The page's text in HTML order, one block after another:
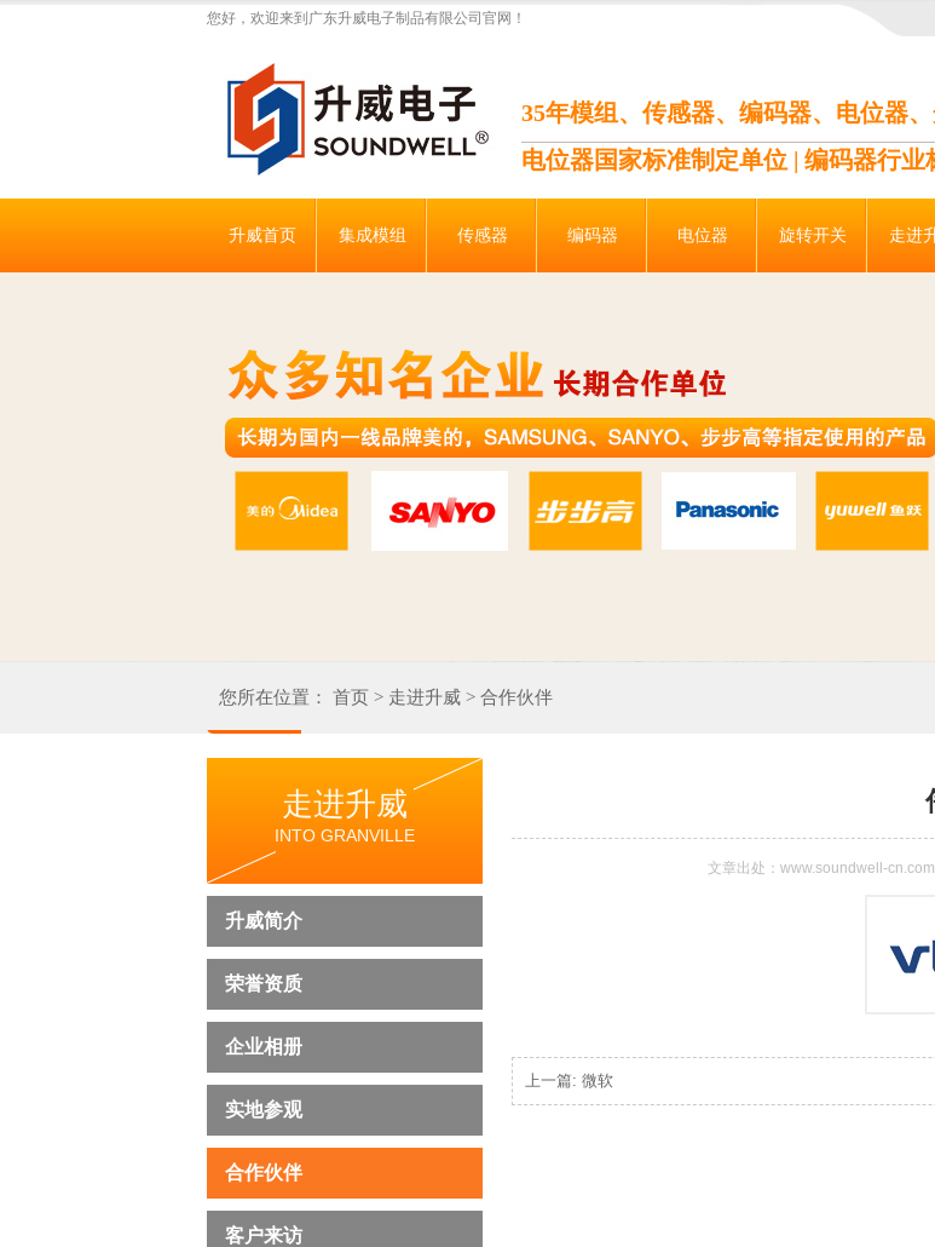
您好，欢迎来到广东升威电子制品有限公司官网！
35年模组、传感器、编码器、电位器
电位器国家标准制定单位 | 编码器行业
升威首页 集成模组 传感器 编码器 电位器 旋转开关 走进
您所在位置： 首页 > 走进升威 > 合作伙伴
走进升威
INTO GRANVILLE
升威简介
荣誉资质
企业相册
实地参观
合作伙伴
客户来访
文章出处：www.soundwell-cn.com
上一篇: 微软